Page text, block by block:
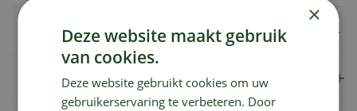
Specificaties
Verzendkosten
×
Deze website maakt gebruik
van cookies.
Deze website gebruikt cookies om uw
gebruikerservaring te verbeteren. Door